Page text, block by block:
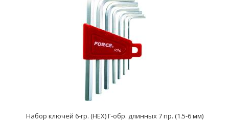
Набор ключей 6-гр. (HEX) Г-обр. длинных 7 пр. (1.5-6 мм)